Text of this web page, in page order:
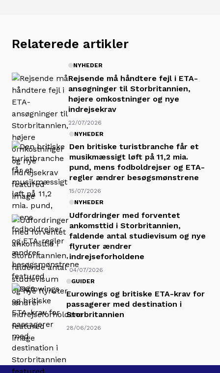
Relaterede artikler
NYHEDER
Rejsende må håndtere fejl i ETA-
ansøgninger til Storbritannien,
højere omkostninger og nye
indrejsekrav
22/07/2026
NYHEDER
Den britiske turistbranche får et
musikmæssigt løft på 11,2 mia.
pund, mens fodboldrejser og ETA-
regler ændrer besøgsmønstrene
15/07/2026
NYHEDER
Udfordringer med forventet
ankomsttid i Storbritannien,
faldende antal studievisum og nye
flyruter ændrer
indrejseforholdene
04/07/2026
GUIDER
Eurowings og britiske ETA-krav for
passagerer med destination i
Storbritannien
28/06/2026